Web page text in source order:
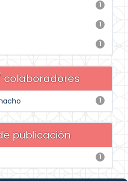
1
1
1
colaboradores
1
publicación
1